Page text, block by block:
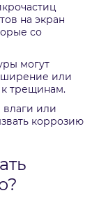
на экран
со
могут
или
трещинам.
влаги или
коррозию